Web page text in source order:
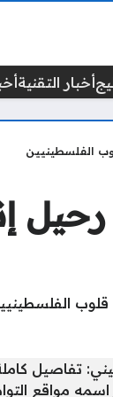
أخبار التقنية
الفلسطينيين
تفاصيل
مواقع